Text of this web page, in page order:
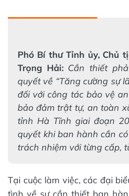
Phó Bí thư Tỉnh ủy, Chủ
Trọng Hải: Cần thiết
quyết về “Tăng cường sự
đối với công tác bảo vệ
bảo đảm trật tự, an toàn
tỉnh Hà Tĩnh giai đoạn
quyết khi ban hành cần
trách nhiệm với từng cấp,
Tại cuộc làm việc, các đại